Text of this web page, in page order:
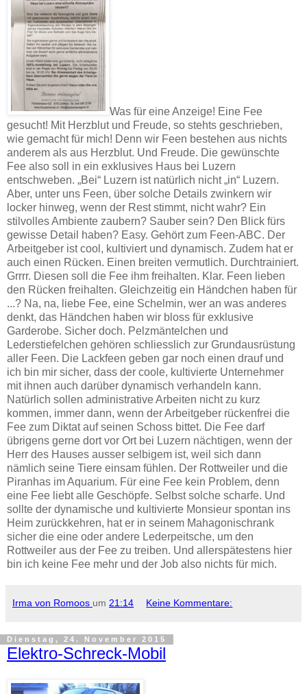
Was für eine Anzeige! Eine Fee
gesucht! Mit Herzblut und Freude, so stehts geschrieben,
wie gemacht für mich! Denn wir Feen bestehen aus nichts
anderem als aus Herzblut. Und Freude. Die gewünschte
Fee also soll in ein exklusives Haus bei Luzern
entschweben. „Bei“ Luzern ist natürlich nicht „in“ Luzern.
Aber, unter uns Feen, über solche Details zwinkern wir
locker hinweg, wenn der Rest stimmt, nicht wahr? Ein
stilvolles Ambiente zaubern? Sauber sein? Den Blick fürs
gewisse Detail haben? Easy. Gehört zum Feen-ABC. Der
Arbeitgeber ist cool, kultiviert und dynamisch. Zudem hat er
auch einen Rücken. Einen breiten vermutlich. Durchtrainiert.
Grrrr. Diesen soll die Fee ihm freihalten. Klar. Feen lieben
den Rücken freihalten. Gleichzeitig ein Händchen haben für
...? Na, na, liebe Fee, eine Schelmin, wer an was anderes
denkt, das Händchen haben wir bloss für exklusive
Garderobe. Sicher doch. Pelzmäntelchen und
Lederstiefelchen gehören schliesslich zur Grundausrüstung
aller Feen. Die Lackfeen geben gar noch einen drauf und
ich bin mir sicher, dass der coole, kultivierte Unternehmer
mit ihnen auch darüber dynamisch verhandeln kann.
Natürlich sollen administrative Arbeiten nicht zu kurz
kommen, immer dann, wenn der Arbeitgeber rückenfrei die
Fee zum Diktat auf seinen Schoss bittet. Die Fee darf
übrigens gerne dort vor Ort bei Luzern nächtigen, wenn der
Herr des Hauses ausser selbigem ist, weil sich dann
nämlich seine Tiere einsam fühlen. Der Rottweiler und die
Piranhas im Aquarium. Für eine Fee kein Problem, denn
eine Fee liebt alle Geschöpfe. Selbst solche scharfe. Und
sollte der dynamische und kultivierte Monsieur spontan ins
Heim zurückkehren, hat er in seinem Mahagonischrank
sicher die eine oder andere Lederpeitsche, um den
Rottweiler aus der Fee zu treiben. Und allerspätestens hier
bin ich keine Fee mehr und der Job also nichts für mich.
Irma von Romoos um 21:14 Keine Kommentare:
Dienstag, 24. November 2015
Elektro-Schreck-Mobil